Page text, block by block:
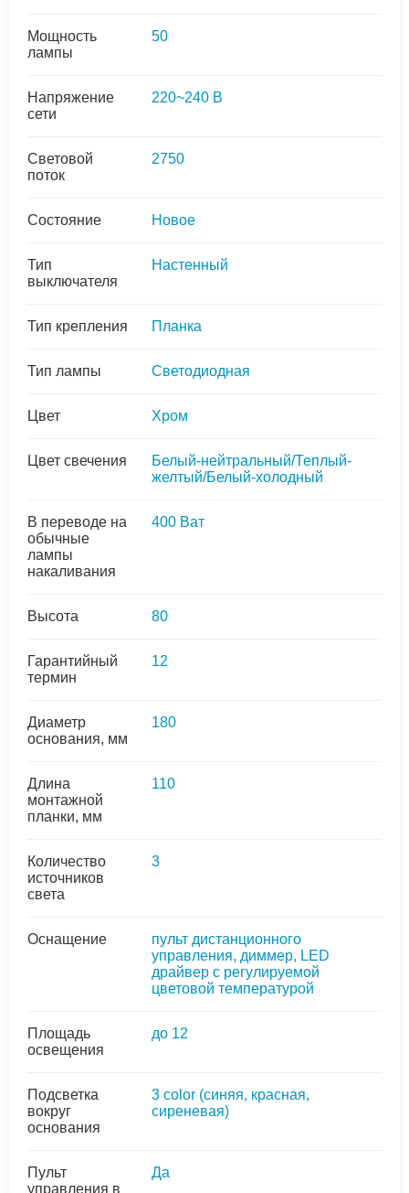
Мощность
лампы
50
Напряжение
сети
220~240 В
Световой
поток
2750
Состояние Новое
Тип
выключателя
Настенный
Тип крепления Планка
Тип лампы Светодиодная
Цвет Хром
Цвет свечения
Белый-нейтральный/Теплый-
желтый/Белый-холодный
В переводе на
обычные
лампы
накаливания
400 Ват
Высота 80
Гарантийный
термин
12
Диаметр
основания, мм
180
Длина
монтажной
планки, мм
110
Количество
источников
света
3
Оснащение
пульт дистанционного
управления, диммер, LED
драйвер с регулируемой
цветовой температурой
Площадь
освещения
до 12
Подсветка
вокруг
основания
3 colоr (синяя, красная,
сиреневая)
Пульт
управления в
Да